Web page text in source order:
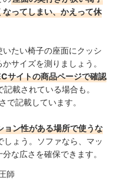
ってしまい、かえって休
たい椅子の座面にクッシ
サイズを測りましょう。
サイトの商品ページで確認
載されている場合も。
記載しています。
ョン性がある場所で使うな
しょう 。ソファなら、マッ
な広さを確保できます。
師